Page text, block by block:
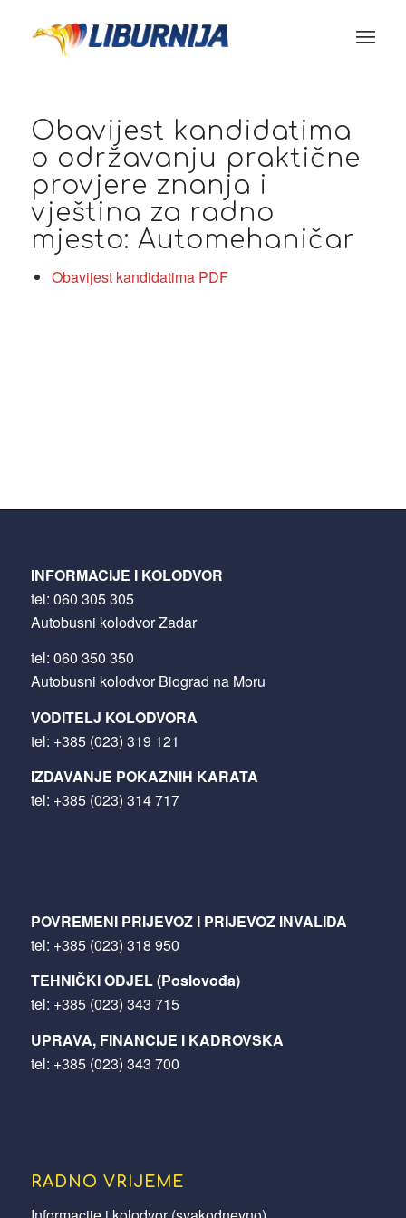
Obavijest kandidatima
o održavanju praktične
provjere znanja i
vještina za radno
mjesto: Automehaničar
Obavijest kandidatima PDF
INFORMACIJE I KOLODVOR
tel: 060 305 305
Autobusni kolodvor Zadar
tel: 060 350 350
Autobusni kolodvor Biograd na Moru
VODITELJ KOLODVORA
tel: +385 (023) 319 121
IZDAVANJE POKAZNIH KARATA
tel: +385 (023) 314 717
POVREMENI PRIJEVOZ I PRIJEVOZ INVALIDA
tel: +385 (023) 318 950
TEHNIČKI ODJEL (Poslovođa)
tel: +385 (023) 343 715
UPRAVA, FINANCIJE I KADROVSKA
tel: +385 (023) 343 700
RADNO VRIJEME